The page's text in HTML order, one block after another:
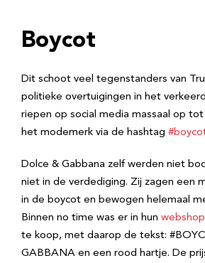
Boycot
Dit schoot veel tegenstanders van
politieke overtuigingen in het
riepen op social media massaal op
het modemerk via de hashtag
Dolce & Gabbana zelf werden niet
niet in de verdediging. Zij zagen een
in de boycot en bewogen helemaal
Binnen no time was er in hun webshop
te koop, met daarop de tekst:
GABBANA en een rood hartje. De